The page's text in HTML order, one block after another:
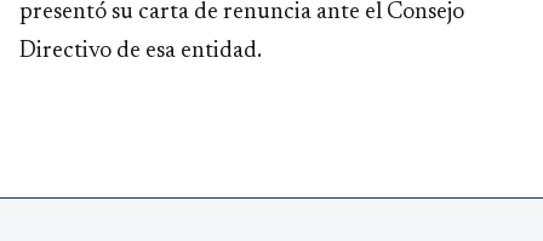
presentó su carta de renuncia ante el Consejo
Directivo de esa entidad.